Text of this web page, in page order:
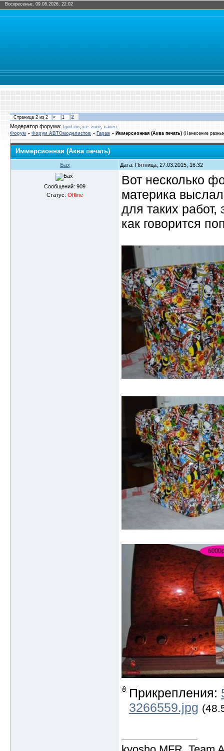
Воскресенье, 09.08.2026, 22:02
Страница 2 из 2 « 1
2
Модератор форума:
IgorLion ice_zone павел
Форум » Форум АВТОмоделистов » Гараж » Иммерсионная (Аква печать) (Hанесение
Иммерсионная (Аква печать)
Бах Дата: Пятница, 27.03.2015, 16:32
Сообщений: 909
Статус: Offline
Вот несколько
материка
для таких
как говорится
Прикрепления:
3266559.jpg